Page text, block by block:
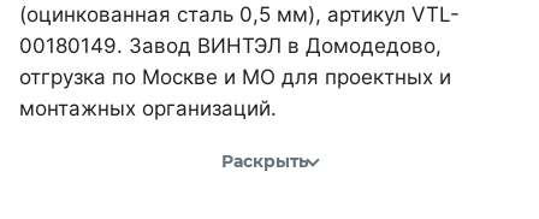
(оцинкованная сталь 0,5 мм), артикул VTL-
00180149. Завод ВИНТЭЛ в Домодедово,
отгрузка по Москве и МО для проектных и
монтажных организаций.
Раскрыть